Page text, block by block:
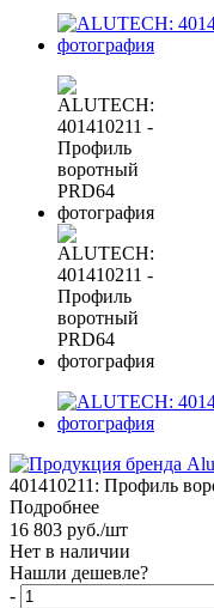
401410211: Профиль
Подробнее
16 803 руб./шт
Нет в наличии
Нашли дешевле?
-